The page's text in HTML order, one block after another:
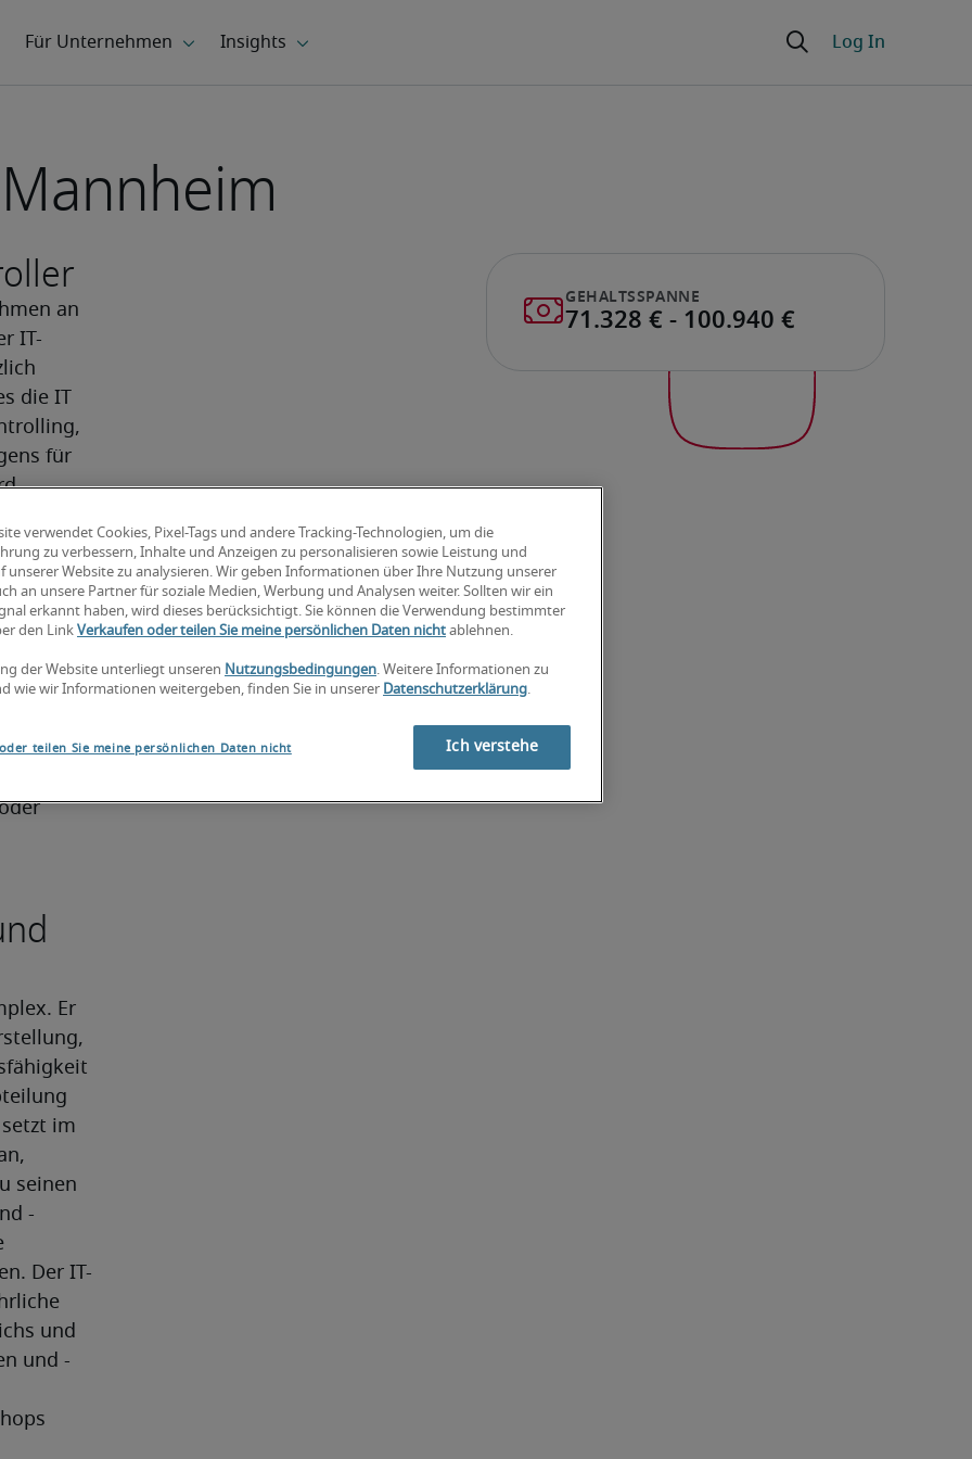
an
IT-
die IT
für
in
mit
und
IT-
Er
im
seinen
-
Der IT-
und
und -
verwendet Cookies, Pixel-Tags und andere Tracking-Technologien, um die
zu verbessern, Inhalte und Anzeigen zu personalisieren sowie Leistung und
unserer Website zu analysieren. Wir geben Informationen über Ihre Nutzung unserer
an unsere Partner für soziale Medien, Werbung und Analysen weiter. Sollten wir ein
erkannt haben, wird dieses berücksichtigt. Sie können die Verwendung bestimmter
den Link Verkaufen oder teilen Sie meine persönlichen Daten nicht ablehnen.
der Website unterliegt unseren Nutzungsbedingungen. Weitere Informationen zu
wie wir Informationen weitergeben, finden Sie in unserer Datenschutzerklärung.
teilen Sie meine persönlichen Daten nicht Ich verstehe